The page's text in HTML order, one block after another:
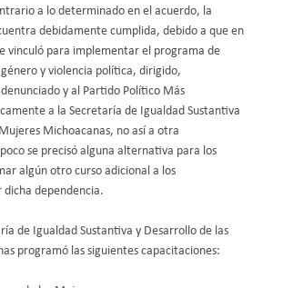
a lo determinado en el acuerdo, la
debidamente cumplida, debido a que en
vinculó para implementar el programa de
y violencia política, dirigido,
y al Partido Político Más
a la Secretaría de Igualdad Sustantiva
Michoacanas, no así a otra
se precisó alguna alternativa para los
algún otro curso adicional a los
dependencia.
de Igualdad Sustantiva y Desarrollo de las
programó las siguientes capacitaciones: